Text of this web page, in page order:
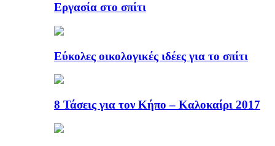
Εργασία στο σπίτι
Εύκολες οικολογικές ιδέες για το σπίτι
8 Τάσεις για τον Κήπο – Καλοκαίρι 2017